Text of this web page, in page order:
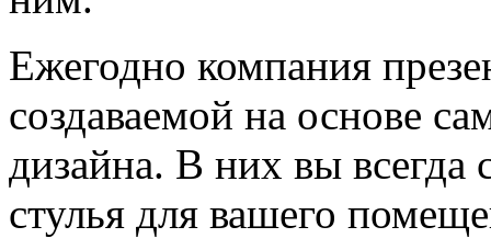
Ежегодно компания
создаваемой на основе
дизайна. В них вы всегда
стулья для вашего